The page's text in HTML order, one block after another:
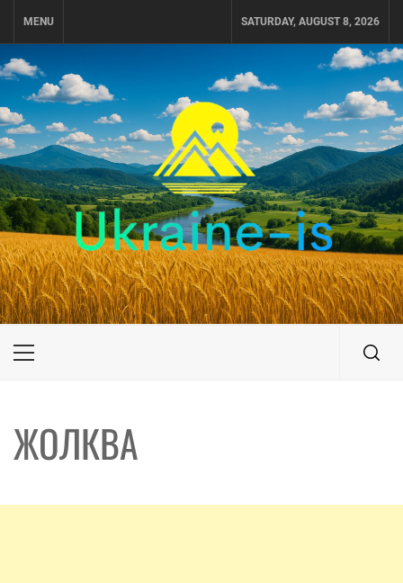
MENU SATURDAY, AUGUST 8, 2026
UKRAINE-IS
ПУТЕШЕСТВИЕ ПО УКРАИНЕ
Primary
ЖОЛКВА